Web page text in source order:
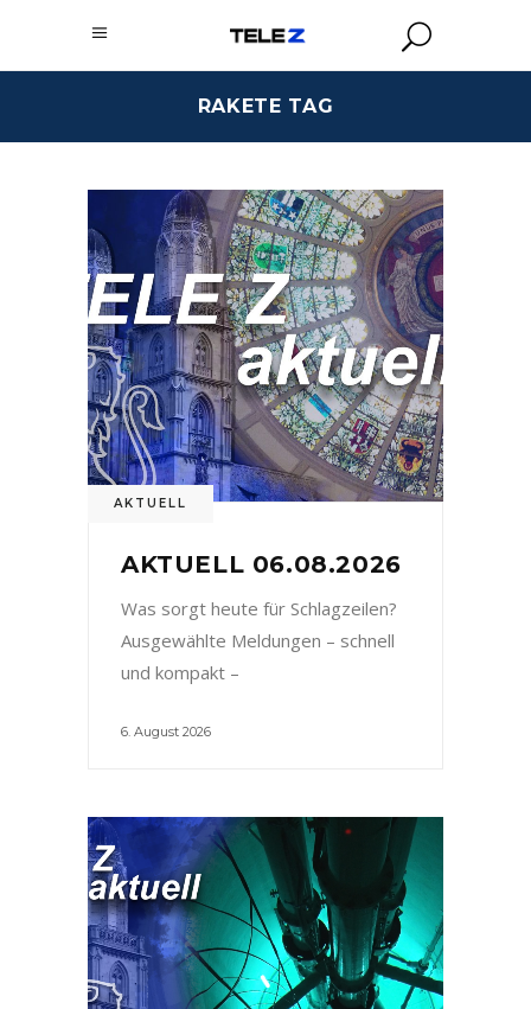
RAKETE TAG
AKTUELL
AKTUELL 06.08.2026
Was sorgt heute für Schlagzeilen?
Ausgewählte Meldungen – schnell
und kompakt –
6. August 2026